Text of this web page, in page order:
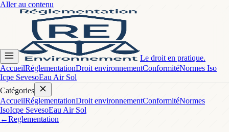
Aller au contenu
Le droit en pratique.
AccueilRéglementationDroit environnementConformitéNormes Iso
Icpe SevesoEau Air Sol
Catégories
AccueilRéglementationDroit environnementConformitéNormes
IsoIcpe SevesoEau Air Sol
←Reglementation